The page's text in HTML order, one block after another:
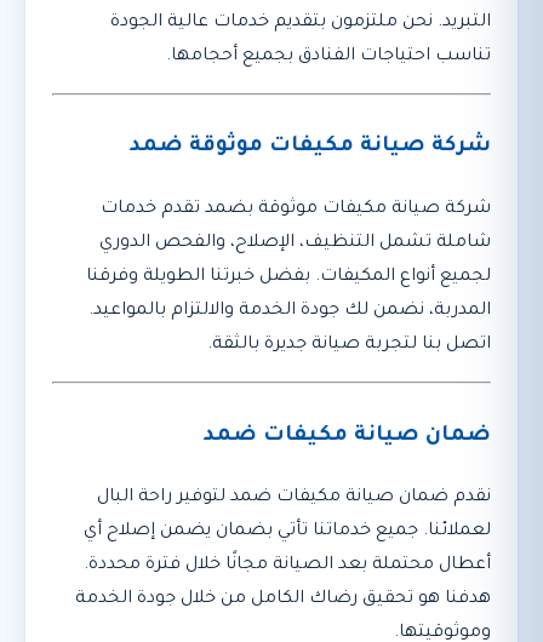
التبريد. نحن ملتزمون بتقديم خدمات عالية الجودة
تناسب احتياجات الفنادق بجميع أحجامها.
شركة صيانة مكيفات موثوقة ضمد
شركة صيانة مكيفات موثوقة بضمد تقدم خدمات
شاملة تشمل التنظيف، الإصلاح، والفحص الدوري
لجميع أنواع المكيفات. بفضل خبرتنا الطويلة وفرقنا
المدربة، نضمن لك جودة الخدمة والالتزام بالمواعيد.
اتصل بنا لتجربة صيانة جديرة بالثقة.
ضمان صيانة مكيفات ضمد
نقدم ضمان صيانة مكيفات ضمد لتوفير راحة البال
لعملائنا. جميع خدماتنا تأتي بضمان يضمن إصلاح أي
أعطال محتملة بعد الصيانة مجانًا خلال فترة محددة.
هدفنا هو تحقيق رضاك الكامل من خلال جودة الخدمة
وموثوقيتها.